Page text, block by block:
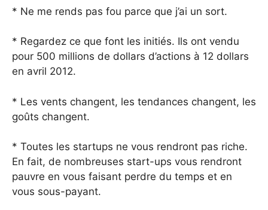
* Ne me rends pas fou parce que j’ai un sort.
* Regardez ce que font les initiés. Ils ont vendu
pour 500 millions de dollars d’actions à 12 dollars
en avril 2012.
* Les vents changent, les tendances changent, les
goûts changent.
* Toutes les startups ne vous rendront pas riche.
En fait, de nombreuses start-ups vous rendront
pauvre en vous faisant perdre du temps et en
vous sous-payant.